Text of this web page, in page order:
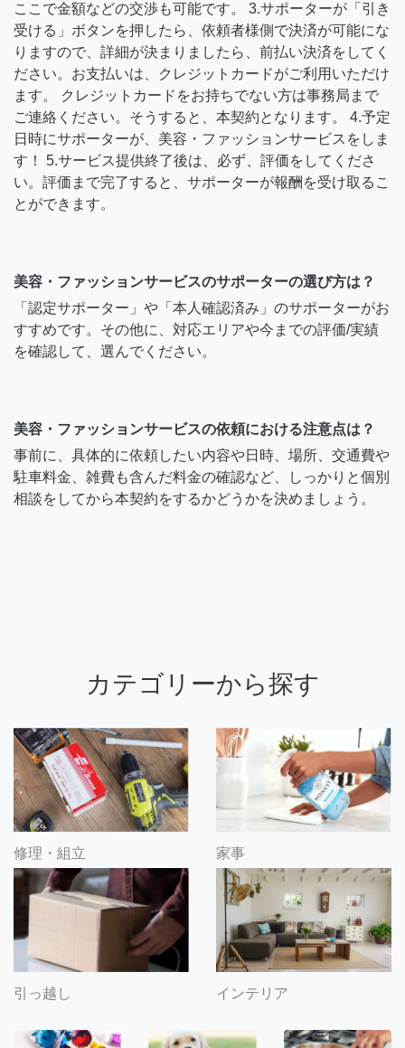
ここで金額などの交渉も可能です。 3.サポーターが「引き
受ける」ボタンを押したら、依頼者様側で決済が可能にな
りますので、詳細が決まりましたら、前払い決済をしてく
ださい。お支払いは、クレジットカードがご利用いただけ
ます。 クレジットカードをお持ちでない方は事務局まで
ご連絡ください。そうすると、本契約となります。 4.予定
日時にサポーターが、美容・ファッションサービスをしま
す！ 5.サービス提供終了後は、必ず、評価をしてくださ
い。評価まで完了すると、サポーターが報酬を受け取るこ
とができます。
美容・ファッションサービスのサポーターの選び方は？
「認定サポーター」や「本人確認済み」のサポーターがお
すすめです。その他に、対応エリアや今までの評価/実績
を確認して、選んでください。
美容・ファッションサービスの依頼における注意点は？
事前に、具体的に依頼したい内容や日時、場所、交通費や
駐車料金、雑費も含んだ料金の確認など、しっかりと個別
相談をしてから本契約をするかどうかを決めましょう。
カテゴリーから探す
修理・組立 家事
引っ越し インテリア